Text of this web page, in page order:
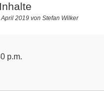
2019 von Stefan Wilker
p.m.